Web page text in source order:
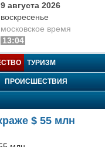
9 августа 2026
воскресенье
московское время
13:04
ТУРИЗМ
ПРОИСШЕСТВИЯ
$ 55 млн